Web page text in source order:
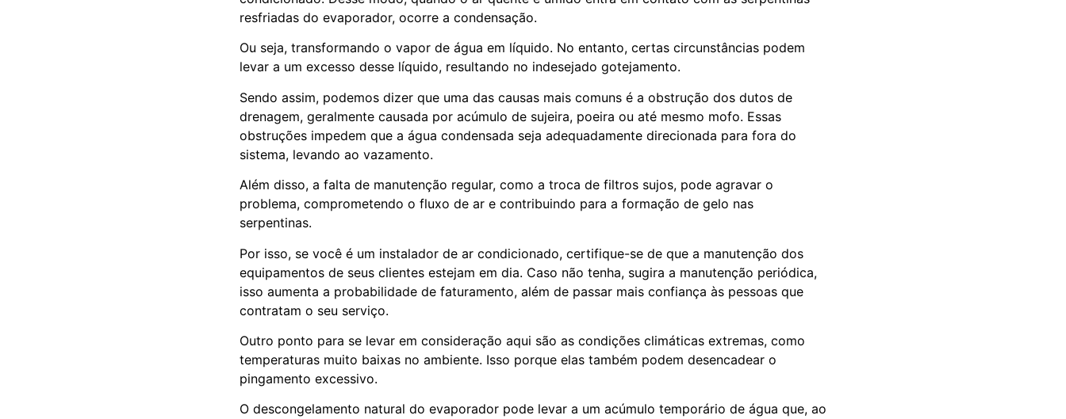
resfriadas do evaporador, ocorre a condensação.
Ou seja, transformando o vapor de água em líquido. No entanto, certas circunstâncias podem
levar a um excesso desse líquido, resultando no indesejado gotejamento.
Sendo assim, podemos dizer que uma das causas mais comuns é a obstrução dos dutos de
drenagem, geralmente causada por acúmulo de sujeira, poeira ou até mesmo mofo. Essas
obstruções impedem que a água condensada seja adequadamente direcionada para fora do
sistema, levando ao vazamento.
Além disso, a falta de manutenção regular, como a troca de filtros sujos, pode agravar o
problema, comprometendo o fluxo de ar e contribuindo para a formação de gelo nas
serpentinas.
Por isso, se você é um instalador de ar condicionado, certifique-se de que a manutenção dos
equipamentos de seus clientes estejam em dia. Caso não tenha, sugira a manutenção periódica,
isso aumenta a probabilidade de faturamento, além de passar mais confiança às pessoas que
contratam o seu serviço.
Outro ponto para se levar em consideração aqui são as condições climáticas extremas, como
temperaturas muito baixas no ambiente. Isso porque elas também podem desencadear o
pingamento excessivo.
O descongelamento natural do evaporador pode levar a um acúmulo temporário de água que, ao